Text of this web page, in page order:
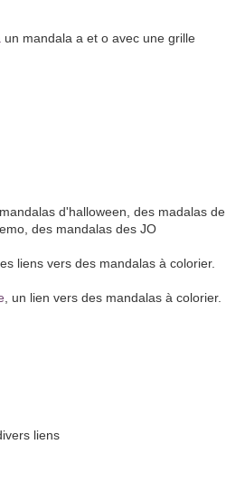
un mandala a et o avec une grille
mandalas d'halloween, des madalas de
des mandalas des JO
liens vers des mandalas à colorier.
, un lien vers des mandalas à colorier.
liens